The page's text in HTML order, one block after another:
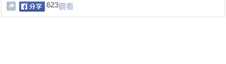
623觀看